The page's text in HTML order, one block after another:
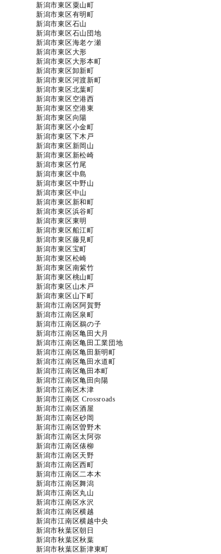
新潟市東区粟山町
新潟市東区有明町
新潟市東区石山
新潟市東区石山団地
新潟市東区海老ケ瀬
新潟市東区大形
新潟市東区大形本町
新潟市東区卸新町
新潟市東区河渡新町
新潟市東区北葉町
新潟市東区空港西
新潟市東区空港東
新潟市東区向陽
新潟市東区小金町
新潟市東区下木戸
新潟市東区新岡山
新潟市東区新松崎
新潟市東区竹尾
新潟市東区中島
新潟市東区中野山
新潟市東区中山
新潟市東区新和町
新潟市東区浜谷町
新潟市東区東明
新潟市東区船江町
新潟市東区藤見町
新潟市東区宝町
新潟市東区松崎
新潟市東区南紫竹
新潟市東区桃山町
新潟市東区山木戸
新潟市東区山下町
新潟市江南区阿賀野
新潟市江南区泉町
新潟市江南区鵜の子
新潟市江南区亀田大月
新潟市江南区亀田工業団地
新潟市江南区亀田新明町
新潟市江南区亀田水道町
新潟市江南区亀田本町
新潟市江南区亀田向陽
新潟市江南区木津
新潟市江南区 Crossroads
新潟市江南区酒屋
新潟市江南区砂岡
新潟市江南区曽野木
新潟市江南区太阿弥
新潟市江南区俵柳
新潟市江南区天野
新潟市江南区西町
新潟市江南区二本木
新潟市江南区舞潟
新潟市江南区丸山
新潟市江南区水沢
新潟市江南区横越
新潟市江南区横越中央
新潟市秋葉区朝日
新潟市秋葉区秋葉
新潟市秋葉区新津東町